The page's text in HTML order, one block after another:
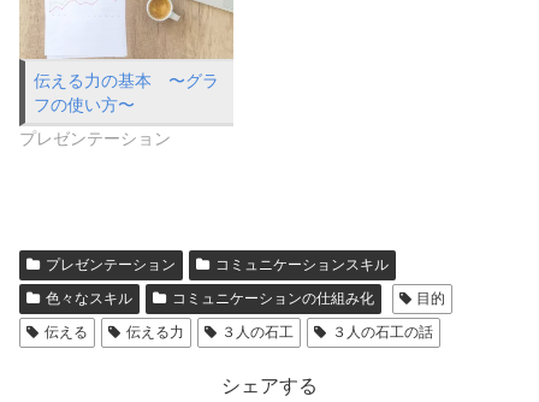
伝える力の基本 〜グラ
フの使い方〜
プレゼンテーション
プレゼンテーション
コミュニケーションスキル
色々なスキル
コミュニケーションの仕組み化
目的
伝える
伝える力 ３人の石工 ３人の石工の話
シェアする